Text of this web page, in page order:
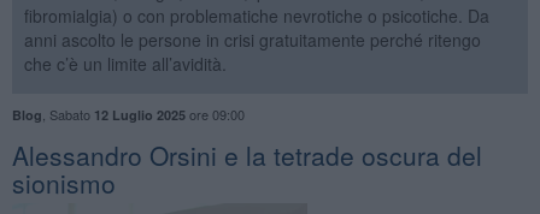
fibromialgia) o con problematiche nevrotiche o psicotiche. Da
anni ascolto le persone in crisi gratuitamente perché ritengo
che c’è un limite all’avidità.
Blog Sabato 12 Luglio 2025ore 09:00
​Alessandro Orsini e la tetrade oscura del
sionismo